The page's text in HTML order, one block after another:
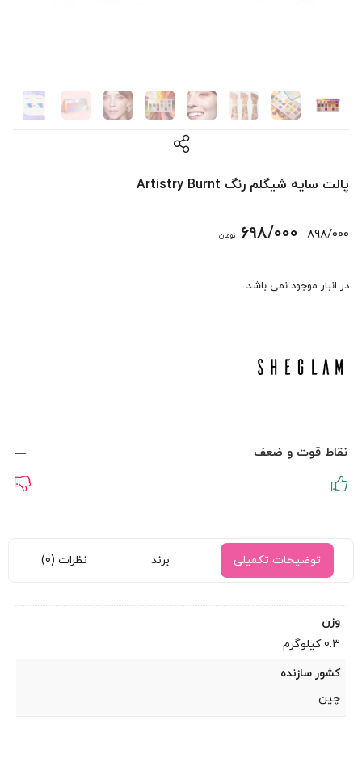
پالت سایه شیگلم رنگ Artistry Burnt
898/000 قیمت
698/000 تومانقیمت
در انبار موجود نمی باشد
نقاط قوت و ضعف
توضیحات تکمیلی برند نظرات (0)
وزن
0.3 کیلوگرم
کشور سازنده
چین